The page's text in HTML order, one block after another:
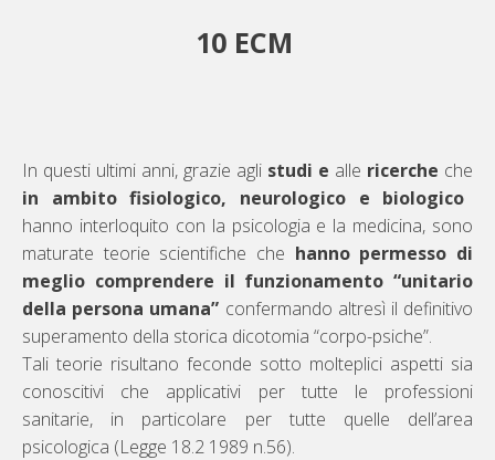
10 ECM
In questi ultimi anni, grazie agli studi e alle ricerche che
in ambito fisiologico, neurologico e biologico
hanno interloquito con la psicologia e la medicina, sono
maturate teorie scientifiche che hanno permesso di
meglio comprendere il funzionamento “unitario
della persona umana” confermando altresì il definitivo
superamento della storica dicotomia “corpo-psiche”.
Tali teorie risultano feconde sotto molteplici aspetti sia
conoscitivi che applicativi per tutte le professioni
sanitarie, in particolare per tutte quelle dell’area
psicologica (Legge 18.2 1989 n.56).